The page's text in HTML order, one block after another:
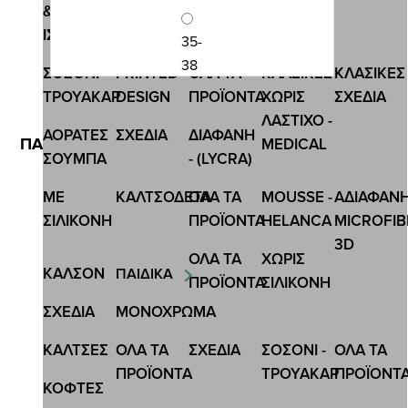
35-
38
ΠΑΙΔΙΚΗ ΚΟΦΤΗ ΒΑΜΒΑΚΕΡΗ ΚΑΛΤΣΑ ΜΕ ΣΧΕΔΙΟ
1,50 € 1,13 €
&
ΙΣΟΘΕΡΜΙΚΕΣ
ΚΛΑΣΙΚΕΣ
ΣΧΕΔΙΑ
ΚΛΑΣΙΚΕΣ
ΧΩΡΙΣ
ΛΑΣΤΙΧΟ -
MEDICAL
ΟΛΑ ΤΑ
ΠΡΟΪΟΝΤΑ
PRINTED
DESIGN
ΣΟΣΟΝΙ-
ΤΡΟΥΑΚΑΡ
ΔΙΑΦΑΝΗ
- (LYCRA)
ΣΧΕΔΙA
ΑΟΡΑΤΕΣ
ΣΟΥΜΠΑ
3D
MOUSSE -
HELANCA
ΟΛΑ ΤΑ
ΠΡΟΪΟΝΤΑ
ΚΑΛΤΣΟΔΕΤΑ
ΜΕ
ΣΙΛΙΚΟΝΗ
ΧΩΡΙΣ
ΣΙΛΙΚΟΝΗ
ΟΛΑ ΤΑ
ΠΡΟΪΟΝΤΑ
ΠΑΙΔΙΚΑ
ΚΑΛΣΟΝ
ΜΟΝΟΧΡΩΜΑ
ΣΧΕΔΙΑ
ΟΛΑ ΤΑ
ΣΟΣΟΝΙ -
ΤΡΟΥΑΚΑΡ
ΣΧΕΔΙΑ
ΟΛΑ ΤΑ
ΠΡΟΪΟΝΤΑ
ΚΑΛΤΣΕΣ
ΚΟΦΤΕΣ